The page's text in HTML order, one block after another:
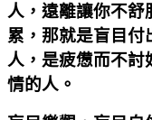
人，遠離讓你不舒
累，那就是盲目付
人，是疲憊而不討
情的人。